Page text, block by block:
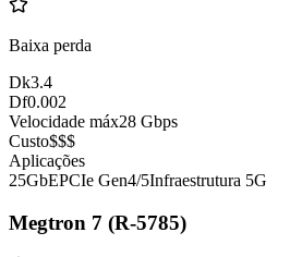
Baixa perda
Dk3.4
Df0.002
Velocidade máx28 Gbps
Custo$$$
Aplicações
25GbEPCIe Gen4/5Infraestrutura 5G
Megtron 7 (R-5785)